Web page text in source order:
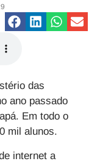
das
ano passado
Em todo o
mil alunos.
internet a